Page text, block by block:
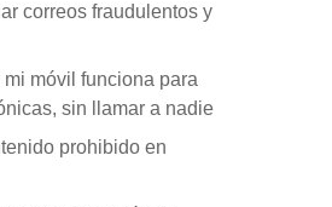
correos fraudulentos y
móvil funciona para
sin llamar a nadie
prohibido en